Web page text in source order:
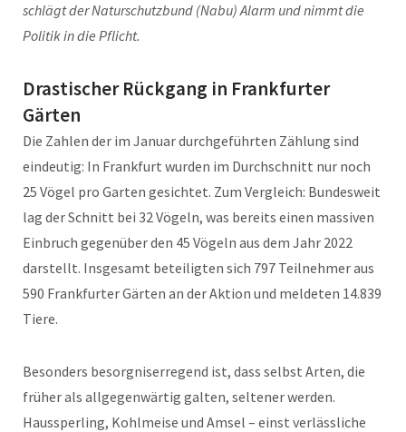
schlägt der Naturschutzbund (Nabu) Alarm und nimmt die
Politik in die Pflicht.
Drastischer Rückgang in Frankfurter
Gärten
Die Zahlen der im Januar durchgeführten Zählung sind
eindeutig: In Frankfurt wurden im Durchschnitt nur noch
25 Vögel pro Garten gesichtet. Zum Vergleich: Bundesweit
lag der Schnitt bei 32 Vögeln, was bereits einen massiven
Einbruch gegenüber den 45 Vögeln aus dem Jahr 2022
darstellt. Insgesamt beteiligten sich 797 Teilnehmer aus
590 Frankfurter Gärten an der Aktion und meldeten 14.839
Tiere.
Besonders besorgniserregend ist, dass selbst Arten, die
früher als allgegenwärtig galten, seltener werden.
Haussperling, Kohlmeise und Amsel – einst verlässliche